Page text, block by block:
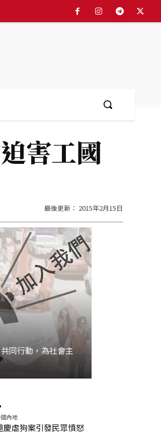
害工國
最後更新： 2015年2月15日
同行動，為社會主
內地
慶虐狗案引發民眾憤怒